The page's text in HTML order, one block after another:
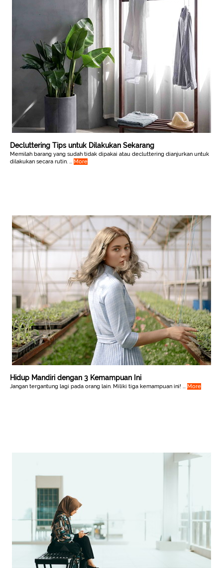
Decluttering Tips untuk Dilakukan Sekarang
Memilah barang yang sudah tidak dipakai atau decluttering dianjurkan untuk
dilakukan secara rutin. ... More
Hidup Mandiri dengan 3 Kemampuan Ini
Jangan tergantung lagi pada orang lain. Miliki tiga kemampuan ini! ... More